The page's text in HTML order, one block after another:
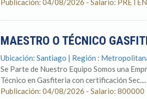
Publicación: 04/08/2026 - Salario:
MAESTRO O TÉCNICO
Ubicación: Santiago | Región :
Se Parte de Nuestro Equipo Somos una
Técnico en Gasfiteria con certificación Sec....
Publicación: 04/08/2026 - Salario: 800000